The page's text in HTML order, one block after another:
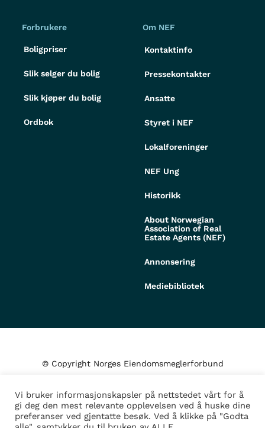
Forbrukere
Boligpriser
Slik selger du bolig
Slik kjøper du bolig
Ordbok
Om NEF
Kontaktinfo
Pressekontakter
Ansatte
Styret i NEF
Lokalforeninger
NEF Ung
Historikk
About Norwegian
Association of Real
Estate Agents (NEF)
Annonsering
Mediebibliotek
© Copyright Norges Eiendomsmeglerforbund
Personvern og cookies
Vi bruker informasjonskapsler på nettstedet vårt for å
gi deg den mest relevante opplevelsen ved å huske dine
preferanser ved gjentatte besøk. Ved å klikke på "Godta